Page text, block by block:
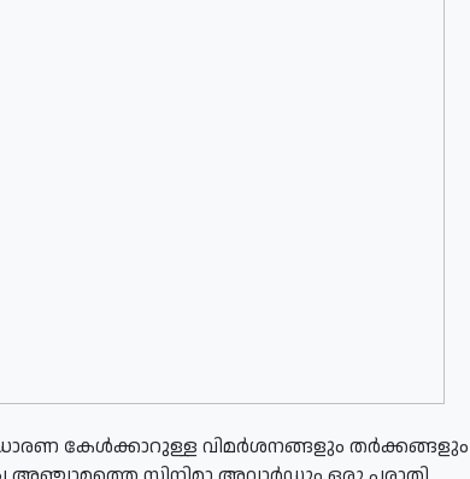
കേള്‍ക്കാറുള്ള വിമര്‍ശനങ്ങളും തര്‍ക്കങ്ങളും